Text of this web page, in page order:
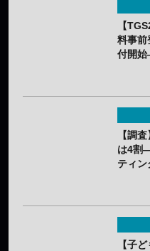
【
料事前
付開
【調
は4割
ティ
【子